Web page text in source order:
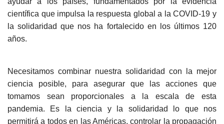
científica que impulsa la respuesta global a la COVID-19 y
la solidaridad que nos ha fortalecido en los últimos 120
años.
Necesitamos combinar nuestra solidaridad con la mejor
ciencia posible, para asegurar que las acciones que
tomamos sean proporcionales a la escala de esta
pandemia. Es la ciencia y la solidaridad lo que nos
permitirá a todos en las Américas, controlar la propagación